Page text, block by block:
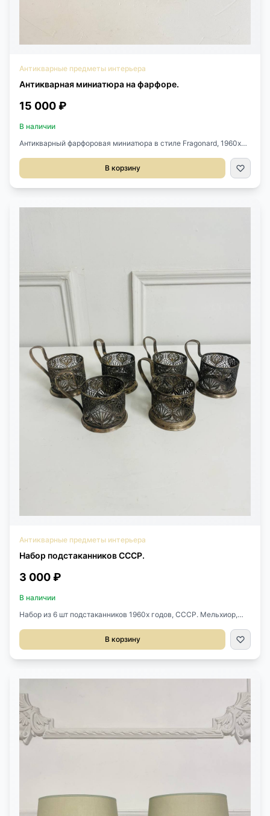
Антикварные предметы интерьера
Антикварная миниатюра на фарфоре.
15 000 ₽
В наличии
Антикварный фарфоровая миниатюра в стиле Fragonard, 1960х
В корзину
Антикварные предметы интерьера
Набор подстаканников СССР.
3 000 ₽
В наличии
Набор из 6 шт подстаканников 1960х годов, СССР. Мельхиор,
В корзину